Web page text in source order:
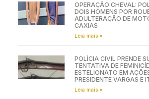
OPERAÇÃO CHEVAL:
DOIS HOMENS POR
ADULTERAÇÃO DE
CAXIAS
Leia mais »
POLÍCIA CIVIL PRENDE
TENTATIVA DE
ESTELIONATO EM
PRESIDENTE VARGAS E
Leia mais »